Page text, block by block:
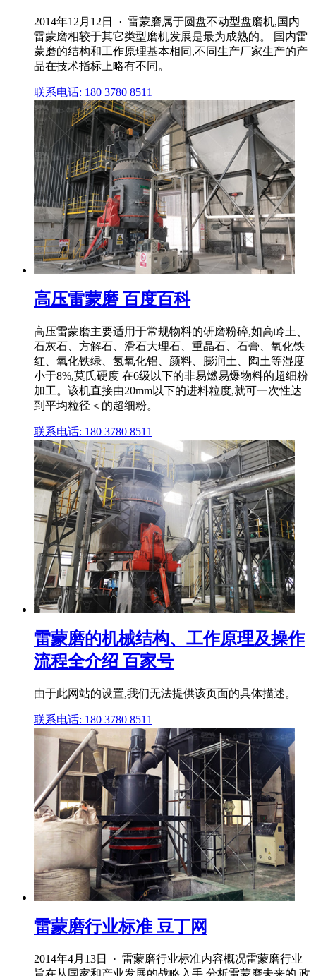
2014年12月12日 · 雷蒙磨属于圆盘不动型盘磨机,国内
雷蒙磨相较于其它类型磨机发展是最为成熟的。 国内雷
蒙磨的结构和工作原理基本相同,不同生产厂家生产的产
品在技术指标上略有不同。
联系电话: 180 3780 8511
高压雷蒙磨 百度百科
高压雷蒙磨主要适用于常规物料的研磨粉碎,如高岭土、
石灰石、方解石、滑石大理石、重晶石、石膏、氧化铁
红、氧化铁绿、氢氧化铝、颜料、膨润土、陶土等湿度
小于8%,莫氏硬度 在6级以下的非易燃易爆物料的超细粉
加工。该机直接由20mm以下的进料粒度,就可一次性达
到平均粒径＜的超细粉。
联系电话: 180 3780 8511
雷蒙磨的机械结构、工作原理及操作
流程全介绍 百家号
由于此网站的设置,我们无法提供该页面的具体描述。
联系电话: 180 3780 8511
雷蒙磨行业标准 豆丁网
2014年4月13日 · 雷蒙磨行业标准内容概况雷蒙磨行业
旨在从国家和产业发展的战略入手,分析雷蒙磨未来的 政